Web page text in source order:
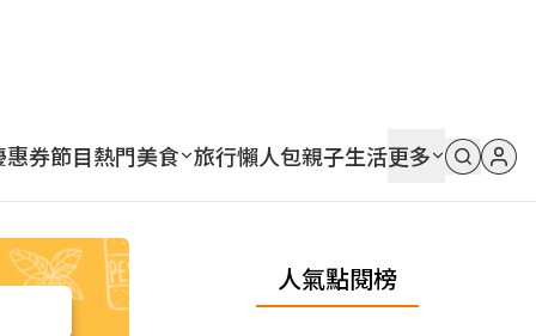
惠券節目熱門美食 旅行懶人包親子生活更多
人氣點閱榜